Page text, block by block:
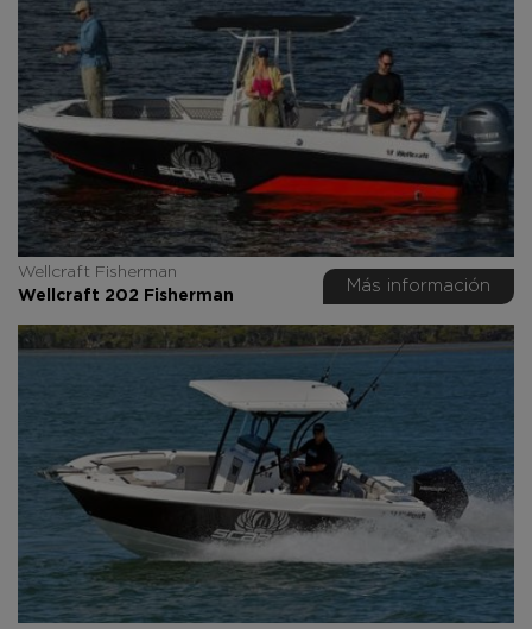
Wellcraft Fisherman
Wellcraft 202 Fisherman
Más información